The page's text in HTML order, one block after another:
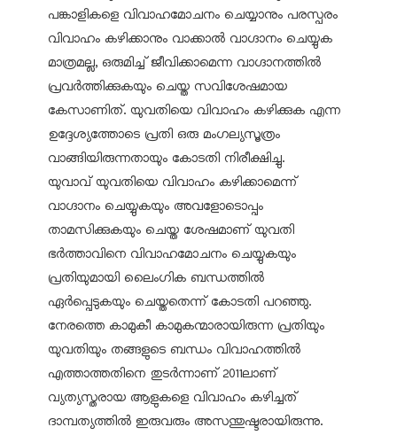
പങ്കാളികളെ വിവാഹമോചനം ചെയ്യാനും പരസ്പരം
വിവാഹം കഴിക്കാനും വാക്കാല്‍ വാഗ്ദാനം ചെയ്യുക
മാത്രമല്ല, ഒരുമിച്ച് ജീവിക്കാമെന്ന വാഗ്ദാനത്തില്‍
പ്രവര്‍ത്തിക്കുകയും ചെയ്ത സവിശേഷമായ
കേസാണിത്. യുവതിയെ വിവാഹം കഴിക്കുക എന്ന
ഉദ്ദേശ്യത്തോടെ പ്രതി ഒരു മംഗല്യസൂത്രം
വാങ്ങിയിരുന്നതായും കോടതി നിരീക്ഷിച്ചു.
യുവാവ് യുവതിയെ വിവാഹം കഴിക്കാമെന്ന്
വാഗ്ദാനം ചെയ്യുകയും അവളോടൊപ്പം
താമസിക്കുകയും ചെയ്ത ശേഷമാണ് യുവതി
ഭര്‍ത്താവിനെ വിവാഹമോചനം ചെയ്യുകയും
പ്രതിയുമായി ലൈംഗിക ബന്ധത്തില്‍
ഏര്‍പ്പെടുകയും ചെയ്തതെന്ന് കോടതി പറഞ്ഞു.
നേരത്തെ കാമുകീ കാമുകന്മാരായിരുന്ന പ്രതിയും
യുവതിയും തങ്ങളുടെ ബന്ധം വിവാഹത്തില്‍
എത്താത്തതിനെ തുടര്‍ന്നാണ് 2011ലാണ്
വ്യത്യസ്തരായ ആളുകളെ വിവാഹം കഴിച്ചത്
ദാമ്പത്യത്തില്‍ ഇരുവരും അസന്തുഷ്ടരായിരുന്നു.